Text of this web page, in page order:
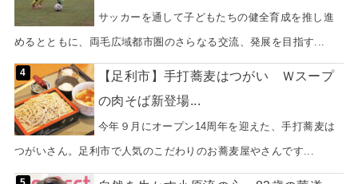
サッカーを通して子どもたちの健全育成を推し進
めるとともに、両毛広域都市圏のさらなる交流、発展を目指す...
【足利市】手打蕎麦はつがい Ｗスープ
の肉そば新登場...
今年９月にオープン14周年を迎えた、手打蕎麦は
つがいさん。足利市で人気のこだわりのお蕎麦屋やさんです...